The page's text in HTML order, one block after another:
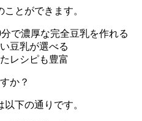
とができます。
で濃厚な完全豆乳を作れる
豆乳が選べる
レシピも豊富
か？
下の通りです。